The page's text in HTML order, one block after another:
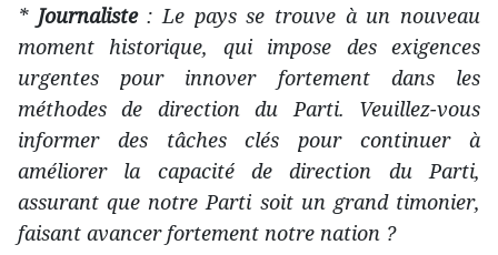
* Journaliste: Le pays se trouve à un nouveau
moment historique, qui impose des exigences
urgentes pour innover fortement dans les
méthodes de direction du Parti. Veuillez-vous
informer des tâches clés pour continuer à
améliorer la capacité de direction du Parti,
assurant que notre Parti soit un grand timonier,
faisant avancer fortement notre nation ?